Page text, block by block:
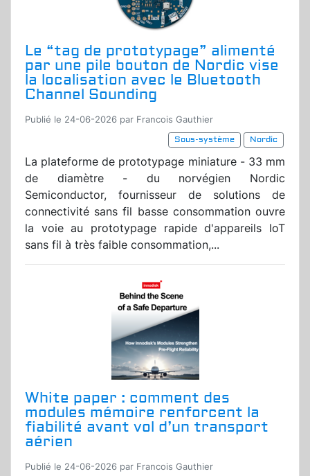
Le “tag de prototypage” alimenté
par une pile bouton de Nordic vise
la localisation avec le Bluetooth
Channel Sounding
Publié le 24-06-2026 par Francois Gauthier
Sous-système
Nordic
La plateforme de prototypage miniature - 33 mm
de diamètre - du norvégien Nordic
Semiconductor, fournisseur de solutions de
connectivité sans fil basse consommation ouvre
la voie au prototypage rapide d'appareils IoT
sans fil à très faible consommation,...
White paper : comment des
modules mémoire renforcent la
fiabilité avant vol d’un transport
aérien
Publié le 24-06-2026 par Francois Gauthier